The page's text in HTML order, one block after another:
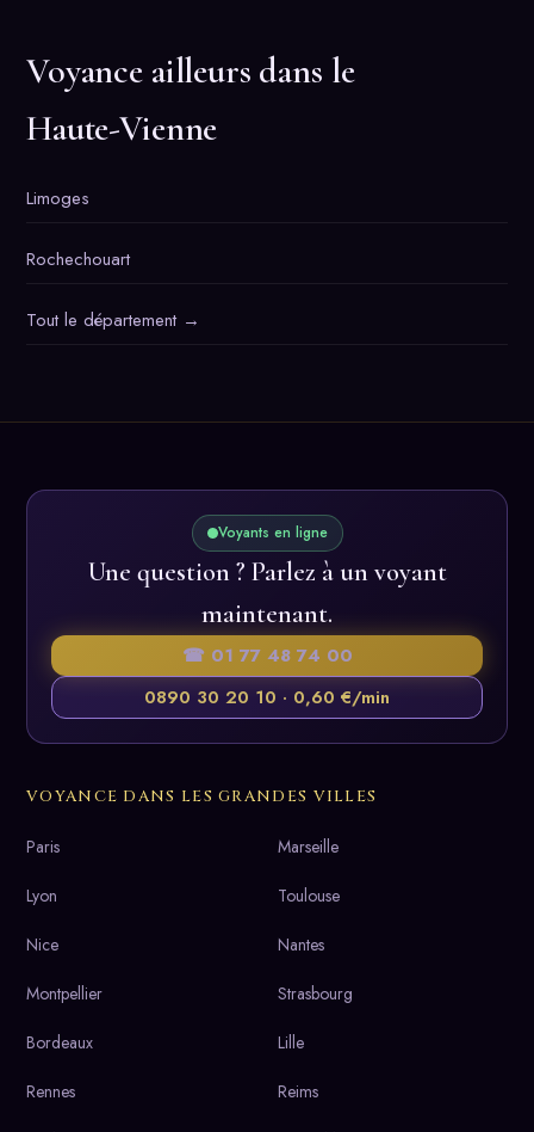
Voyance ailleurs dans le
Haute-Vienne
Limoges
Rochechouart
Tout le département →
Voyants en ligne
Une question ? Parlez à un voyant
maintenant.
☎ 01 77 48 74 00
0890 30 20 10 · 0,60 €/min
VOYANCE DANS LES GRANDES VILLES
Paris Marseille
Lyon Toulouse
Nice Nantes
Montpellier Strasbourg
Bordeaux Lille
Rennes Reims